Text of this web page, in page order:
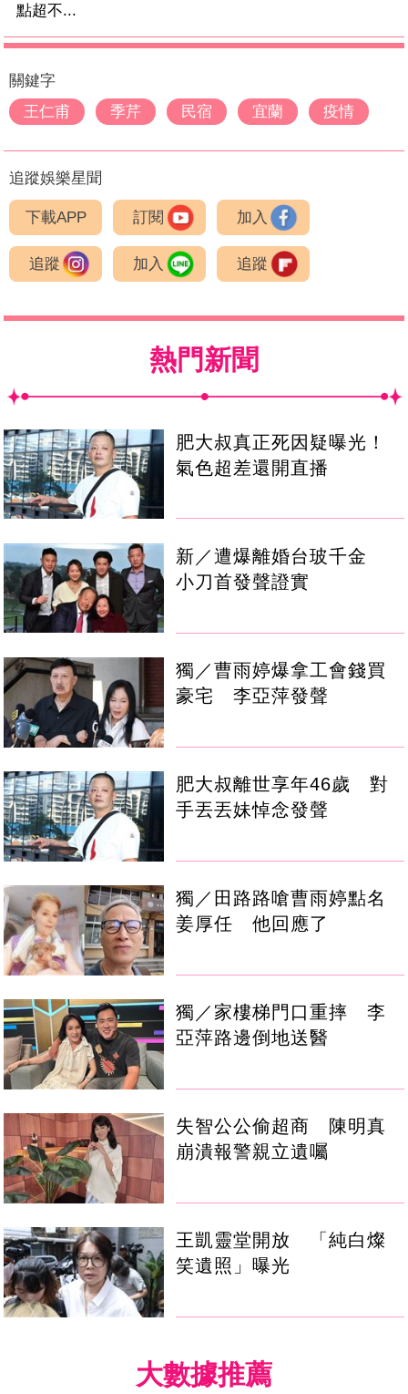
點超不...
關鍵字
王仁甫
季芹 民宿 宜蘭 疫情
追蹤娛樂星聞
下載APP 訂閱 加入
追蹤 加入 追蹤
熱門新聞
肥大叔真正死因疑曝光！
氣色超差還開直播
新／遭爆離婚台玻千金
小刀首發聲證實
獨／曹雨婷爆拿工會錢買
豪宅 李亞萍發聲
肥大叔離世享年46歲 對
手丟丟妹悼念發聲
獨／田路路嗆曹雨婷點名
姜厚任 他回應了
獨／家樓梯門口重摔 李
亞萍路邊倒地送醫
失智公公偷超商 陳明真
崩潰報警親立遺囑
王凱靈堂開放 「純白燦
笑遺照」曝光
大數據推薦